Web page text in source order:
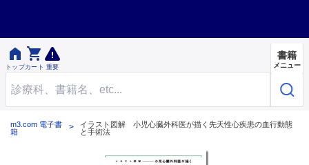

トップ

カート 重要
書籍
メニュー
m3.com 電子書
籍
イラスト図解 小児心臓外科医が描く先天性心疾患の血行動態
と手術法